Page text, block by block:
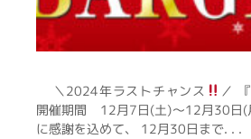
＼2024年ラストチャンス
／
開催期間 12月7日(土)～12月30
に感謝を込めて、 12月30日まで. . .